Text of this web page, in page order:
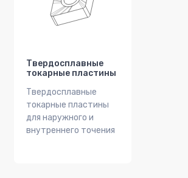
Твердосплавные
токарные пластины
Твердосплавные
токарные пластины
для наружного и
внутреннего точения